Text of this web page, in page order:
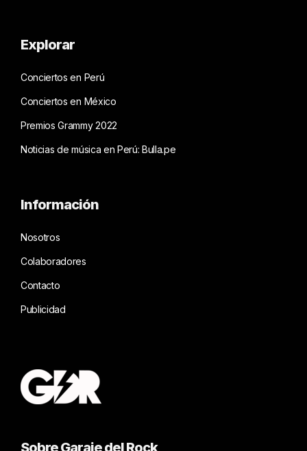
Explorar
Conciertos en Perú
Conciertos en México
Premios Grammy 2022
Noticias de música en Perú: Bulla.pe
Información
Nosotros
Colaboradores
Contacto
Publicidad